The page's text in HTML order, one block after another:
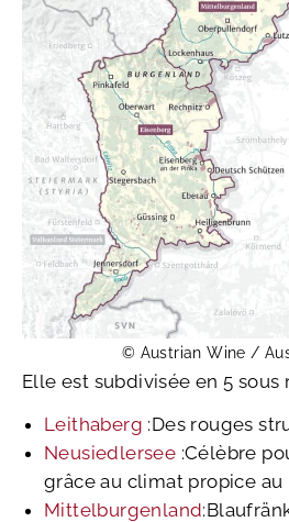
© Austrian Wine /
Elle est subdivisée en 5 sous
Leithaberg :Des rouges
Neusiedlersee :Célèbre
grâce au climat propice
Mittelburgenland